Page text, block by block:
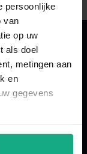
persoonlijke
van
op uw
als doel
metingen aan
en
gegevens